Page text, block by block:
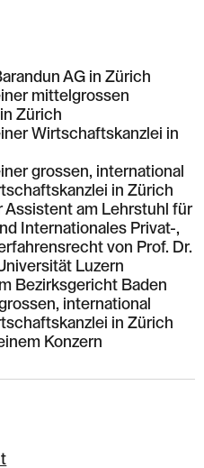
AG in Zürich
mittelgrossen
Zürich
Wirtschaftskanzlei in
grossen, international
in Zürich
am Lehrstuhl für
Internationales Privat-,
von Prof. Dr.
Luzern
Bezirksgericht Baden
international
in Zürich
Konzern